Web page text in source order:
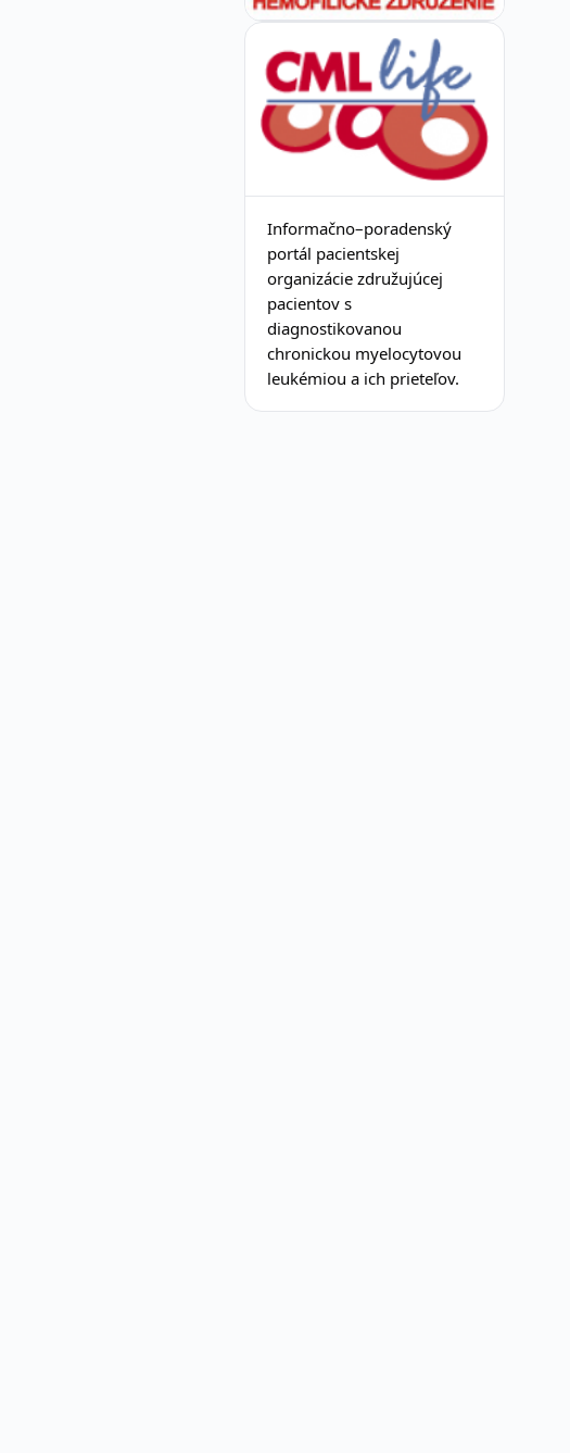
Informačno–poradenský
portál pacientskej
organizácie združujúcej
pacientov s
diagnostikovanou
chronickou myelocytovou
leukémiou a ich prieteľov.